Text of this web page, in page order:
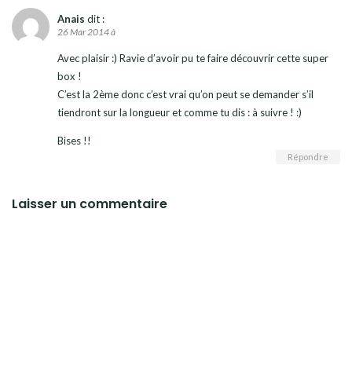
Anais dit :
26 Mar 2014 à
Avec plaisir :) Ravie d’avoir pu te faire découvrir cette super
box !
C’est la 2ème donc c’est vrai qu’on peut se demander s’il
tiendront sur la longueur et comme tu dis : à suivre ! :)
Bises !!
Répondre
Laisser un commentaire